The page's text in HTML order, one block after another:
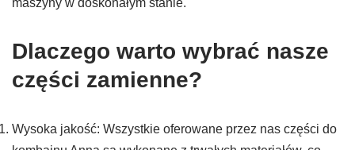
maszyny w doskonałym stanie.
Dlaczego warto wybrać nasze
części zamienne?
Wysoka jakość: Wszystkie oferowane przez nas części do